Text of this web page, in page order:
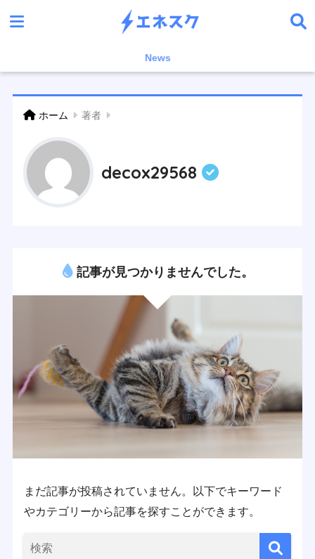
News
ホーム 著者
decox29568
記事が見つかりませんでした。
まだ記事が投稿されていません。以下でキーワード
やカテゴリーから記事を探すことができます。